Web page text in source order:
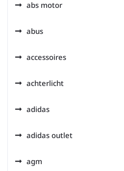
abs motor
abus
accessoires
achterlicht
adidas
adidas outlet
agm